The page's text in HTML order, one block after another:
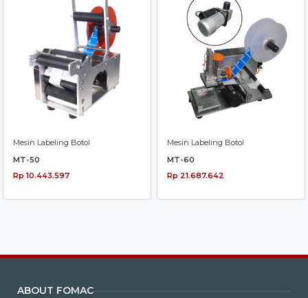
Mesin Labeling Botol
MT-50
Rp 10.443.597
Mesin Labeling Botol
MT-60
Rp 21.687.642
ABOUT FOMAC